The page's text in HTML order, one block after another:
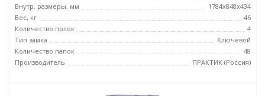
Внутр. размеры, мм
1784x848x434
Вес, кг
46
Количество полок
4
Тип замка
Ключевой
Количество папок
48
Производитель
ПРАКТИК (Россия)